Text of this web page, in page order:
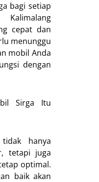
bagi setiap
cepat dan
menunggu
mobil Anda
dengan
Sirga Itu
hanya
tetapi juga
optimal.
baik akan